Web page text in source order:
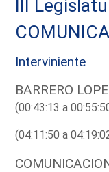
III
Interviniente
BARRERO
(00:43:13 a
(04:11:50 a